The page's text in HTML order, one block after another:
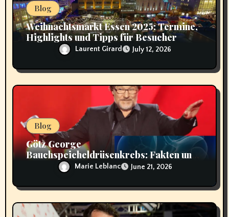
Blog
Weihnachtsmarkt Essen 2025: Termine,
Highlights und Tipps für Besucher
Laurent Girard July 12, 2026
Blog
Götz George
Bauchspeicheldrüsenkrebs: Fakten und
HintergründeMarie Leblanc June 21, 2026